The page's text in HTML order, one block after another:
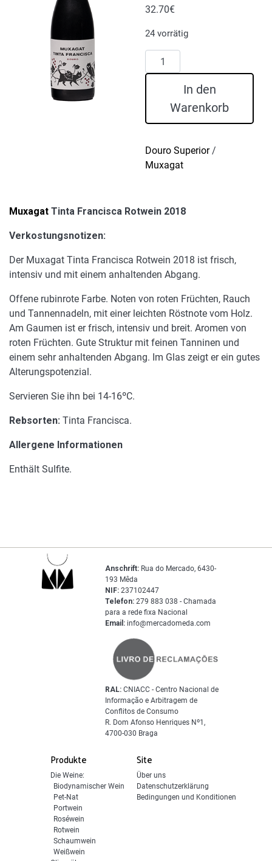
32.70€
24 vorrätig
Muxagat
Tinta
FranciscaIn den
Warenkorb
Douro Superior/
Muxagat
Muxagat Tinta Francisca Rotwein 2018
Verkostungsnotizen:
Der Muxagat Tinta Francisca Rotwein 2018 ist frisch,
intensiv und mit einem anhaltenden Abgang.
Offene rubinrote Farbe. Noten von roten Früchten, Rauch
und Tannennadeln, mit einer leichten Röstnote vom Holz.
Am Gaumen ist er frisch, intensiv und breit. Aromen von
roten Früchten. Gute Struktur mit feinen Tanninen und
einem sehr anhaltenden Abgang. Im Glas zeigt er ein gutes
Alterungspotenzial.
Servieren Sie ihn bei 14-16ºC.
Rebsorten: Tinta Francisca.
Allergene Informationen
Enthält Sulfite.
Produkte
Die Weine:
Biodynamischer Wein
Pet-Nat
Portwein
Roséwein
Rotwein
Schaumwein
Weißwein
Site
Über uns
Datenschutzerklärung
Bedingungen und Konditionen
Anschrift: Rua do Mercado, 6430-
193 Mêda
NIF: 237102447
Telefon: 279 883 038 - Chamada
para a rede fixa Nacional
Email: info@mercadomeda.com
RAL: CNIACC - Centro Nacional de
Informação e Arbitragem de
Conflitos de Consumo
R. Dom Afonso Henriques Nº1,
4700-030 Braga